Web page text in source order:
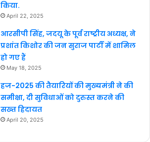
किया.
April 22, 2025
आरसीपी सिंह, जदयू के पूर्व राष्ट्रीय अध्यक्ष, ने
प्रशांत किशोर की जन सुराज पार्टी में शामिल
हो गए हैं
May 18, 2025
हज-2025 की तैयारियों की मुख्यमंत्री ने की
समीक्षा, दी सुविधाओं को दुरुस्त करने की
सख्त हिदायत
April 20, 2025